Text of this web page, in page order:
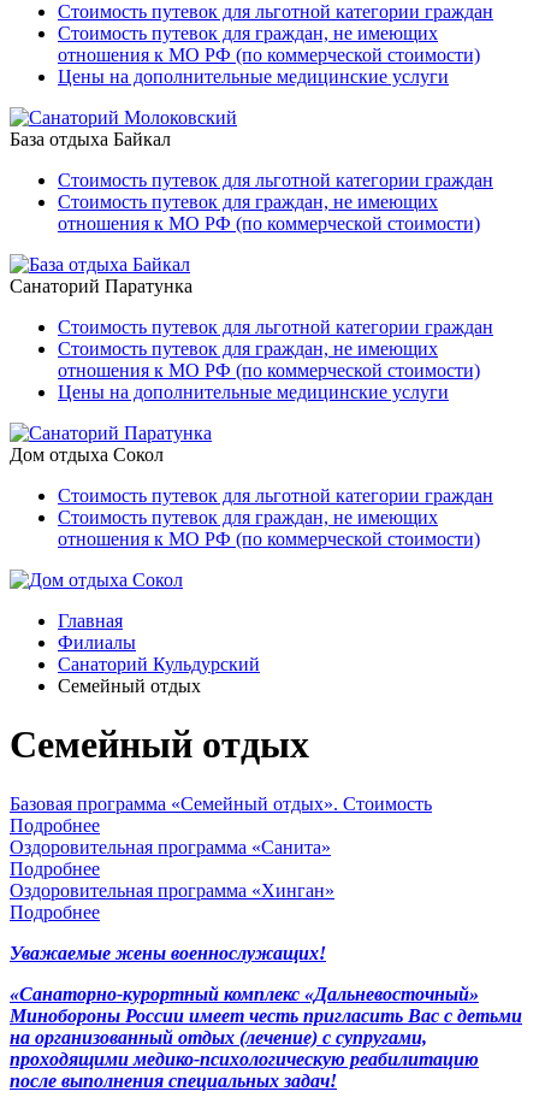
Стоимость путевок для льготной категории граждан
Стоимость путевок для граждан, не имеющих
отношения к МО РФ (по коммерческой стоимости)
Цены на дополнительные медицинские услуги
База отдыха Байкал
Стоимость путевок для льготной категории граждан
Стоимость путевок для граждан, не имеющих
отношения к МО РФ (по коммерческой стоимости)
Санаторий Паратунка
Стоимость путевок для льготной категории граждан
Стоимость путевок для граждан, не имеющих
отношения к МО РФ (по коммерческой стоимости)
Цены на дополнительные медицинские услуги
Дом отдыха Сокол
Стоимость путевок для льготной категории граждан
Стоимость путевок для граждан, не имеющих
отношения к МО РФ (по коммерческой стоимости)
Главная
Филиалы
Санаторий Кульдурский
Семейный отдых
Семейный отдых
Базовая программа «Семейный отдых». Стоимость
Подробнее
Оздоровительная программа «Санита»
Подробнее
Оздоровительная программа «Хинган»
Подробнее
Уважаемые жены военнослужащих!
«Санаторно-курортный комплекс «Дальневосточный»
Минобороны России имеет честь пригласить Вас с детьми
на организованный отдых (лечение) с супругами,
проходящими медико-психологическую реабилитацию
после выполнения специальных задач!